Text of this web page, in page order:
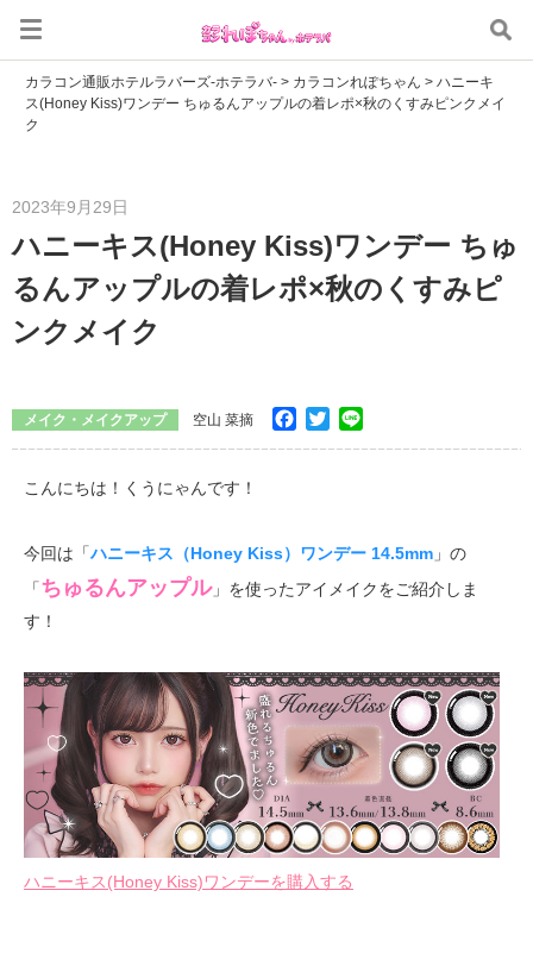
カラコン通販ホテルラバーズ-ホテラバ- > カラコンれぽちゃん >ハニーキ
ス(Honey Kiss)ワンデー ちゅるんアップルの着レポ×秋のくすみピンクメイ
ク
2023年9月29日
ハニーキス(Honey Kiss)ワンデー ちゅ
るんアップルの着レポ×秋のくすみピ
ンクメイク
メイク・メイクアップ 空山 菜摘 Facebook
Twitter
こんにちは！くうにゃんです！
今回は「ハニーキス（Honey Kiss）ワンデー 14.5mm 」の
「ちゅるんアップル」を使ったアイメイクをご紹介しま
す！
ハニーキス(Honey Kiss)ワンデーを購入する